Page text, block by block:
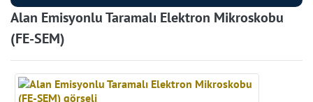
Alan Emisyonlu Taramalı Elektron Mikroskobu
(FE-SEM)